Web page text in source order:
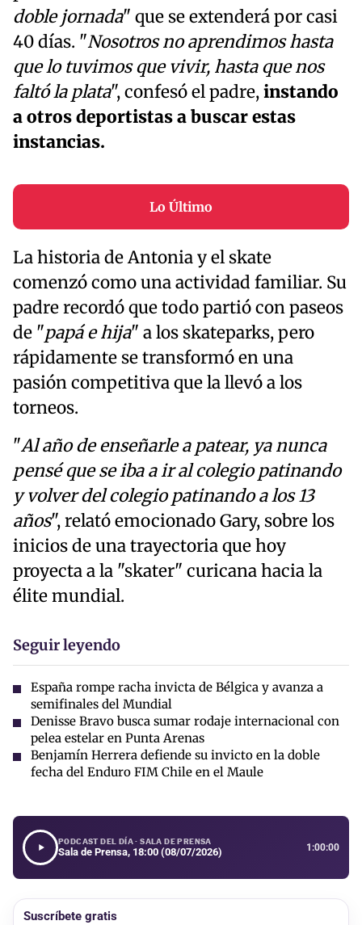
doble jornada" que se extenderá por casi
40 días. "Nosotros no aprendimos hasta
que lo tuvimos que vivir, hasta que nos
faltó la plata", confesó el padre,instando
a otros deportistas a buscar estas
instancias.
Lo Último
La historia de Antonia y el skate
comenzó como una actividad familiar. Su
padre recordó que todo partió con paseos
de "papá e hija" a los skateparks, pero
rápidamente se transformó en una
pasión competitiva que la llevó a los
torneos.
"Al año de enseñarle a patear, ya nunca
pensé que se iba a ir al colegio patinando
y volver del colegio patinando a los 13
años", relató emocionado Gary, sobre los
inicios de una trayectoria que hoy
proyecta a la "skater" curicana hacia la
élite mundial.
Seguir leyendo
España rompe racha invicta de Bélgica y avanza a
semifinales del Mundial
Denisse Bravo busca sumar rodaje internacional con
pelea estelar en Punta Arenas
Benjamín Herrera defiende su invicto en la doble
fecha del Enduro FIM Chile en el Maule
PODCAST DEL DÍA · SALA DE PRENSA
Sala de Prensa, 18:00 (08/07/2026) 1:00:00
Suscríbete gratis